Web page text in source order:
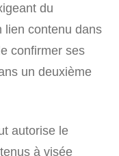
du
lien contenu dans
confirmer ses
un deuxième
autorise le
à visée